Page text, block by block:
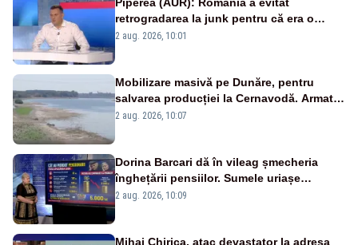
retrogradarea la junk pentru că era o
catastrofă pentru bănci și fondurile de
2 aug. 2026, 10:01
Mobilizare masivă pe Dunăre, pentru
salvarea producției la Cernavodă. Armata
va detona o stâncă și va devia apa
2 aug. 2026, 10:07
Dorina Barcari dă în vileag șmecheria
înghețării pensiilor. Sumele uriașe
pierdute de fiecare român
2 aug. 2026, 10:09
Mihai Chirica, atac devastator la adresa